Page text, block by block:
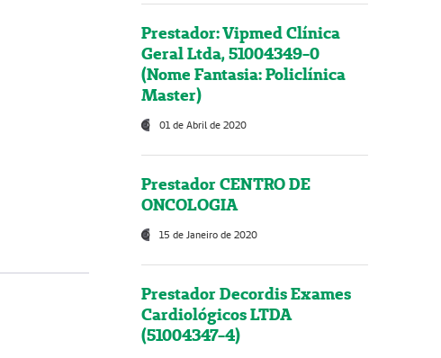
Prestador: Vipmed Clínica
Geral Ltda, 51004349-0
(Nome Fantasia: Policlínica
Master)
01 de Abril de 2020
Prestador CENTRO DE
ONCOLOGIA
15 de Janeiro de 2020
Prestador Decordis Exames
Cardiológicos LTDA
(51004347-4)